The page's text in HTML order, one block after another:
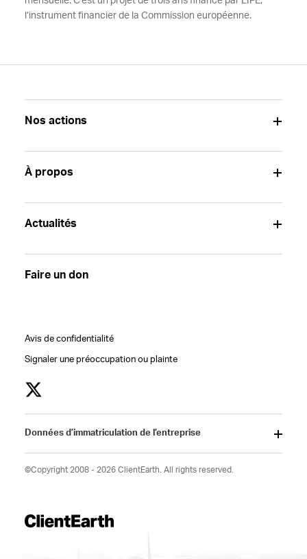
l’instrument financier de la Commission européenne.
Nos actions
À propos
Actualités
Faire un don
Avis de confidentialité
Signaler une préoccupation ou plainte
Données d’immatriculation de l’entreprise
©Copyright 2008 - 2026 ClientEarth. All rights reserved.